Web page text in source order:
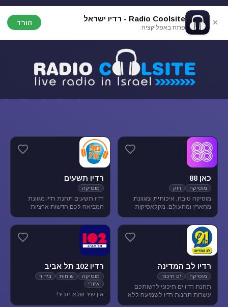
Radio Coolsite - רדיו ישראל
פתח באפליקציה
הורד
כאן 88
מוסיקה רוק
מוסיקה טובה, איכותית ומגוונת
מהארץ ומהעולם. מקלאסיקות
בארץ ובעולם ועד ג'אז, אלטרנטיב,
מוסיקת עולם ובלוז.
רדיו תשעים
מוסיקה
רדיו תשעים תחנת רדיו מגוונת
המביאה לכם חדשות ארציות
ופנאי וכמובן מוסיקה מגוונת
להנאת המאזינים
רדיו לב המדינה
מוסיקה ים תיכוני
תחנת רדיו ים תיכוני לרשותכם
עשרות תחנות רדיו לשמיעה ללא
רדיו 102 תל אביב
מוסיקה שיחות
בידור
אזורי
אין שיר שלא תכיר!